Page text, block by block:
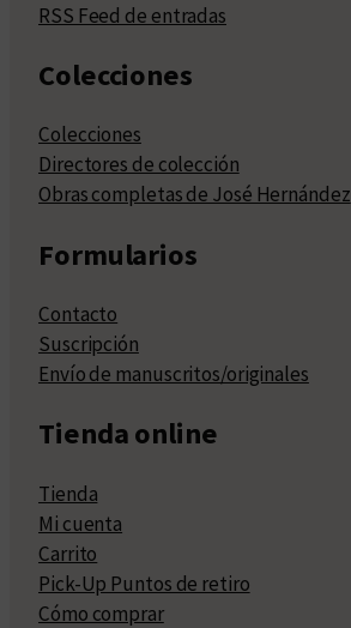
RSS Feed de entradas
Colecciones
Colecciones
Directores de colección
Obras completas de José Hernández
Formularios
Contacto
Suscripción
Envío de manuscritos/originales
Tienda online
Tienda
Mi cuenta
Carrito
Pick-Up Puntos de retiro
Cómo comprar